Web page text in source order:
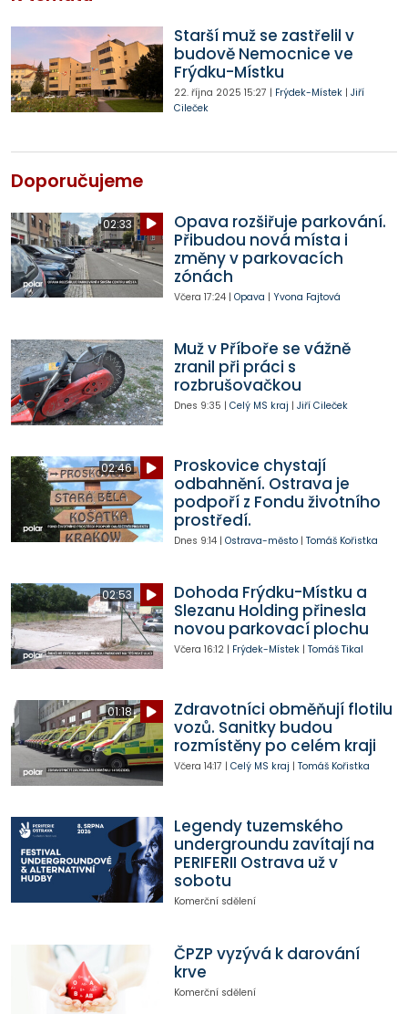
Starší muž se zastřelil v
budově Nemocnice ve
Frýdku-Místku
22. října 2025 15:27 | Frýdek-Místek| Jiří
Cileček
Doporučujeme
02:33
Opava rozšiřuje parkování.
Přibudou nová místa i
změny v parkovacích
zónách
Včera 17:24| Opava | Yvona Fajtová
Muž v Příboře se vážně
zranil při práci s
rozbrušovačkou
Dnes 9:35 | Celý MS kraj | Jiří Cileček
02:46
Proskovice chystají
odbahnění. Ostrava je
podpoří z Fondu životního
prostředí.
Dnes 9:14| Ostrava-město| Tomáš Kořistka
02:53
Dohoda Frýdku-Místku a
Slezanu Holding přinesla
novou parkovací plochu
Včera 16:12| Frýdek-Místek| Tomáš Tikal
01:18
Zdravotníci obměňují flotilu
vozů. Sanitky budou
rozmístěny po celém kraji
Včera 14:17 | Celý MS kraj | Tomáš Kořistka
Legendy tuzemského
undergroundu zavítají na
PERIFERII Ostrava už v
sobotu
Komerční sdělení
ČPZP vyzývá k darování
krve
Komerční sdělení